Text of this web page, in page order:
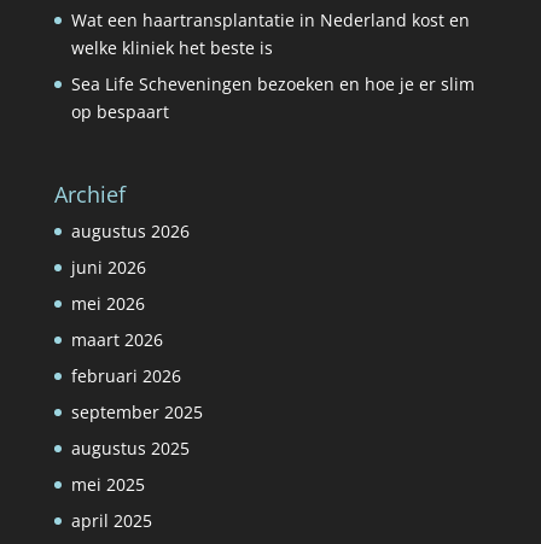
Wat een haartransplantatie in Nederland kost en
welke kliniek het beste is
Sea Life Scheveningen bezoeken en hoe je er slim
op bespaart
Archief
augustus 2026
juni 2026
mei 2026
maart 2026
februari 2026
september 2025
augustus 2025
mei 2025
april 2025